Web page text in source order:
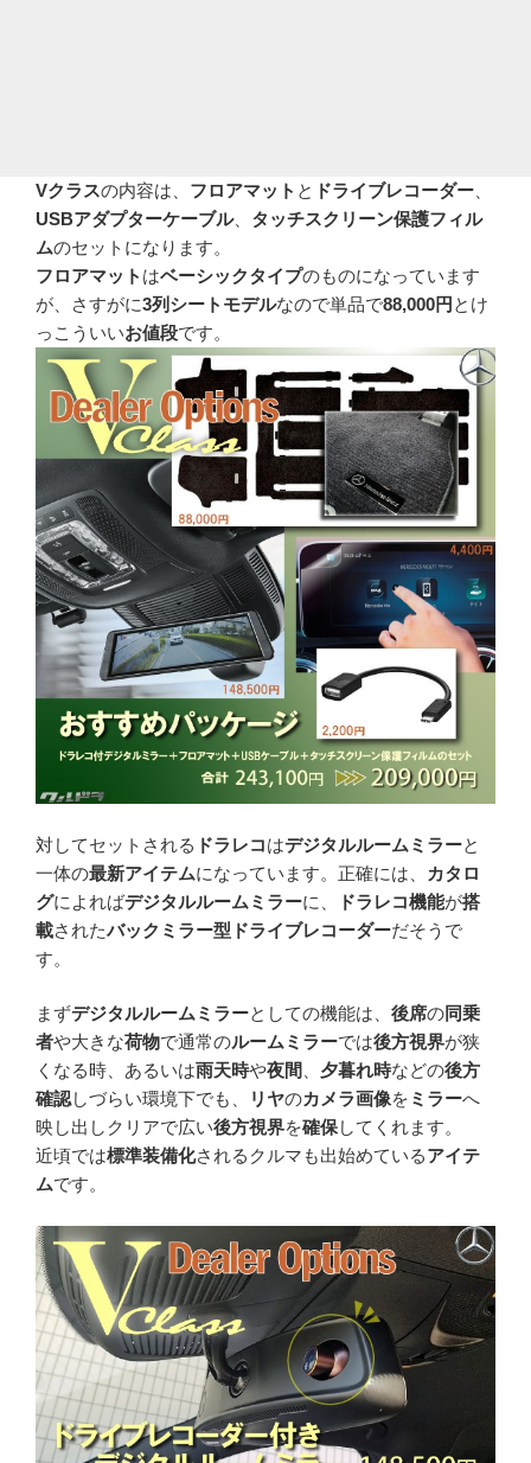
Vクラスの内容は、 フロアマット と ドライブレコーダー
USBアダプターケーブル、 タッチスクリーン保護フィル
ムのセットになります。
フロアマット はベーシックタイプのものになっています
が、さすがに3列シートモデルなので単品で88,000円 とけ
っこういいお値段です。
対してセットされる ドラレコはデジタルルームミラーと
一体の最新アイテムになっています。正確には、
カタロ
グによればデジタルルームミラーに、 ドラレコ機能が搭
載されたバックミラー型ドライブレコーダーだそうで
す。
まずデジタルルームミラーとしての機能は、 後席の同乗
者や大きな荷物で通常のルームミラーでは後方視界が狭
くなる時、あるいは雨天時や夜間 夕暮れ時などの後方
確認しづらい環境下でも、 リヤのカメラ画像を ミラーへ
映し出しクリアで広い後方視界を確保してくれます。
近頃では標準装備化されるクルマも出始めているアイテ
ムです。